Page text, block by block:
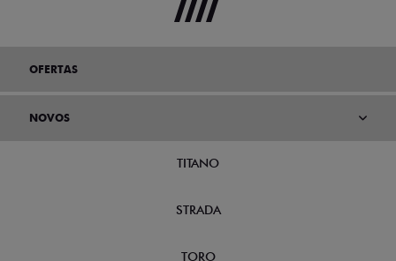
OFERTAS
NOVOS
TITANO
STRADA
TORO